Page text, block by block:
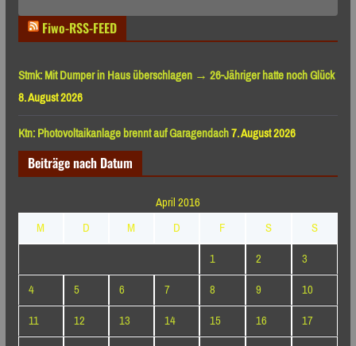
Fiwo-RSS-FEED
Stmk: Mit Dumper in Haus überschlagen → 26-Jähriger hatte noch Glück
8. August 2026
Ktn: Photovoltaikanlage brennt auf Garagendach7. August 2026
Beiträge nach Datum
April 2016
M
D M D F S
S
1
2
3
4
5 6 7 8 9
10
11
12 13 14 15 16
17